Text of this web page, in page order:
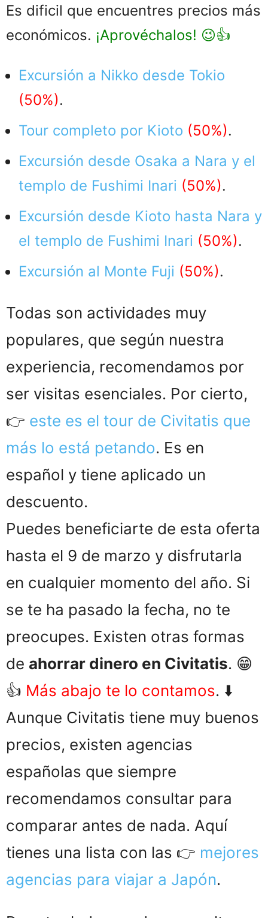
Es dificil que encuentres precios más
económicos. ¡Aprovéchalos! 😉👍
Excursión a Nikko desde Tokio
(50%).
Tour completo por Kioto (50%).
Excursión desde Osaka a Nara y el
templo de Fushimi Inari (50%).
Excursión desde Kioto hasta Nara y
el templo de Fushimi Inari (50%).
Excursión al Monte Fuji (50%).
Todas son actividades muy
populares, que según nuestra
experiencia, recomendamos por
ser visitas esenciales. Por cierto,
👉 este es el tour de Civitatis que
más lo está petando. Es en
español y tiene aplicado un
descuento.
Puedes beneficiarte de esta oferta
hasta el 9 de marzo y disfrutarla
en cualquier momento del año. Si
se te ha pasado la fecha, no te
preocupes. Existen otras formas
de ahorrar dinero en Civitatis. 😁
👍 Más abajo te lo contamos. ⬇️
Aunque Civitatis tiene muy buenos
precios, existen agencias
españolas que siempre
recomendamos consultar para
comparar antes de nada. Aquí
tienes una lista con las 👉 mejores
agencias para viajar a Japón.